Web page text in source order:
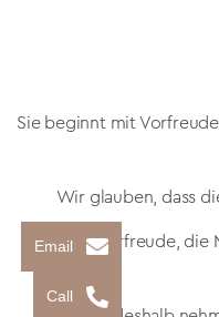
Sie beginnt mit
Wir glauben, dass
Denn die Vorfreude,
Email
Call